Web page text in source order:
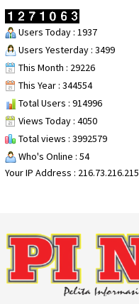
Users Today : 1937
Users Yesterday : 3499
This Month : 29226
This Year : 344554
Total Users : 914996
Views Today : 4050
Total views : 3992579
Who's Online : 54
Your IP Address : 216.73.216.215